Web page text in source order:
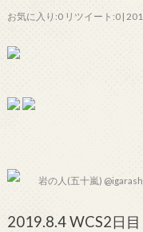
お気に入り:0 リツイート:0 |
岩の人(五十嵐)
2019.8.4 WCS2日目